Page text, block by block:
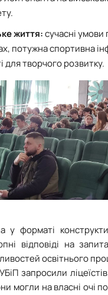
життя:сучасні
потужна спортивна
для творчого розвитку.
у форматі
відповіді на
освітнього
запросили
могли на власні очі